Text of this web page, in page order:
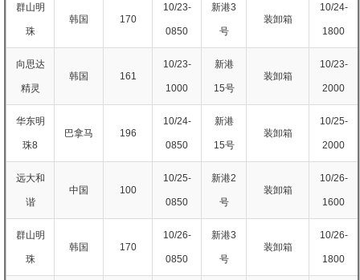
群山明
珠
韩国 170
10/23-
0850
新港3
号
装卸箱
10/24-
1800
向思达
精灵
韩国 161
10/23-
1000
新港
15号
装卸箱
10/23-
2000
华东明
珠8
巴拿马 196
10/24-
0850
新港
15号
装卸箱
10/25-
2000
远大和
谐
中国 100
10/25-
0850
新港2
号
装卸箱
10/26-
1600
群山明
珠
韩国 170
10/26-
0850
新港3
号
装卸箱
10/26-
1800